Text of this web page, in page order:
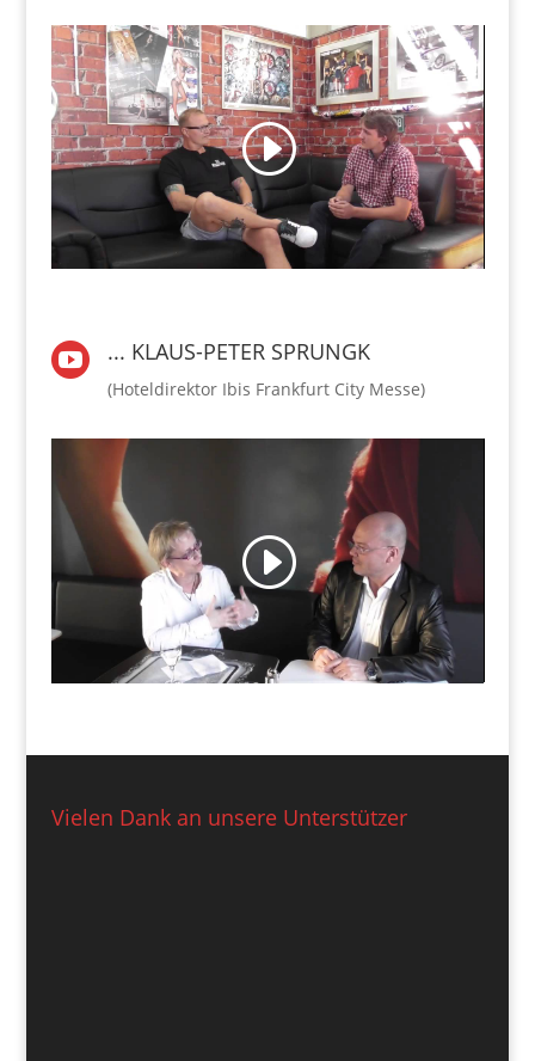
 ... KLAUS-PETER SPRUNGK
(Hoteldirektor Ibis Frankfurt City Messe)
Vielen Dank an unsere Unterstützer